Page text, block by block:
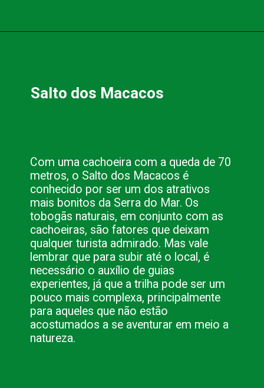
Salto dos Macacos
Com uma cachoeira com a queda de 70
metros, o Salto dos Macacos é
conhecido por ser um dos atrativos
mais bonitos da Serra do Mar. Os
tobogãs naturais, em conjunto com as
cachoeiras, são fatores que deixam
qualquer turista admirado. Mas vale
lembrar que para subir até o local, é
necessário o auxílio de guias
experientes, já que a trilha pode ser um
pouco mais complexa, principalmente
para aqueles que não estão
acostumados a se aventurar em meio a
natureza.